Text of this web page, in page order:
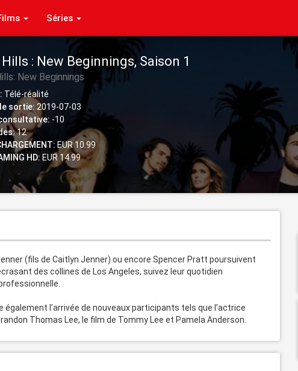
Séries
: New Beginnings, Saison 1
New Beginnings
Télé-réalité
sortie: 2019-07-03
-10
12
EUR 10.99
HD: EUR 14.99
(fils de Caitlyn Jenner) ou encore Spencer Pratt poursuivent
des collines de Los Angeles, suivez leur quotidien
également l’arrivée de nouveaux participants tels que l’actrice
Thomas Lee, le film de Tommy Lee et Pamela Anderson.